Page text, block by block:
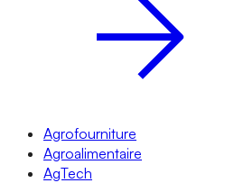
Agrofourniture
Agroalimentaire
AgTech